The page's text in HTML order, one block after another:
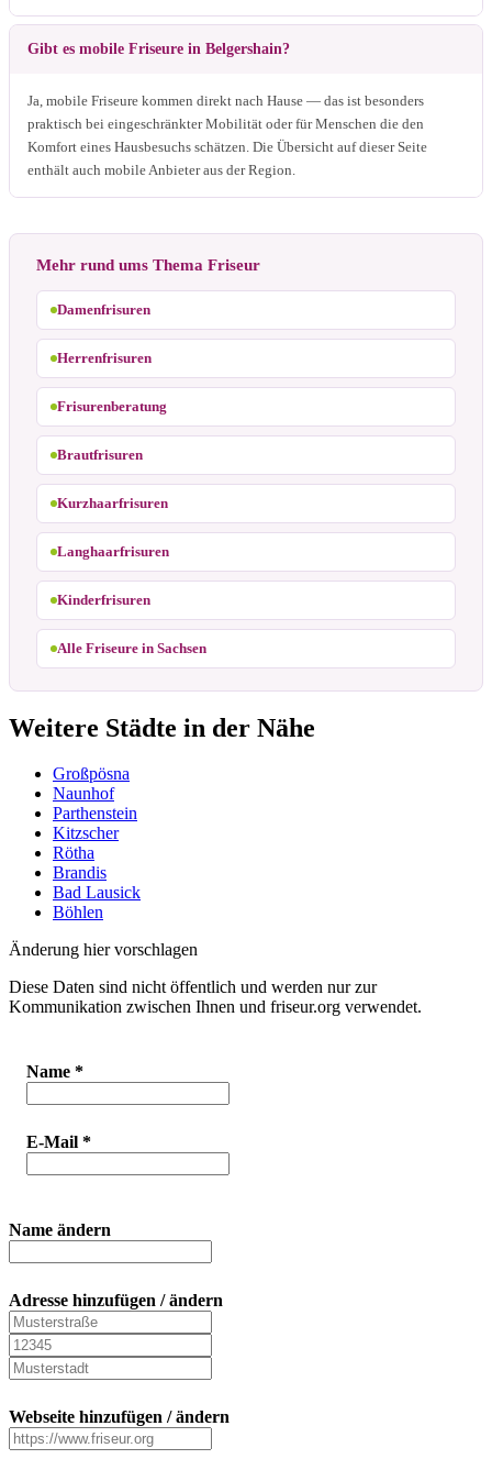
Gibt es mobile Friseure in Belgershain?
Ja, mobile Friseure kommen direkt nach Hause — das ist besonders
praktisch bei eingeschränkter Mobilität oder für Menschen die den
Komfort eines Hausbesuchs schätzen. Die Übersicht auf dieser Seite
enthält auch mobile Anbieter aus der Region.
Mehr rund ums Thema Friseur
Damenfrisuren
Herrenfrisuren
Frisurenberatung
Brautfrisuren
Kurzhaarfrisuren
Langhaarfrisuren
Kinderfrisuren
Alle Friseure in Sachsen
Weitere Städte in der Nähe
Großpösna
Naunhof
Parthenstein
Kitzscher
Rötha
Brandis
Bad Lausick
Böhlen
Änderung hier vorschlagen
Diese Daten sind nicht öffentlich und werden nur zur
Kommunikation zwischen Ihnen und friseur.org verwendet.
Name *
E-Mail *
Name ändern
Adresse hinzufügen / ändern
Webseite hinzufügen / ändern